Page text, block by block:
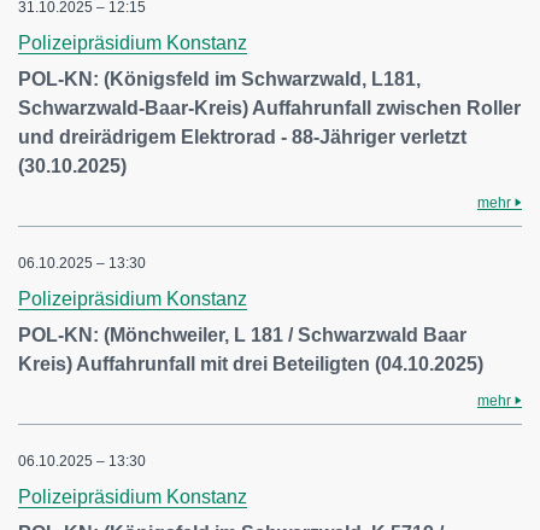
31.10.2025 – 12:15
Polizeipräsidium Konstanz
POL-KN: (Königsfeld im Schwarzwald, L181,
Schwarzwald-Baar-Kreis) Auffahrunfall zwischen Roller
und dreirädrigem Elektrorad - 88-Jähriger verletzt
(30.10.2025)
mehr
06.10.2025 – 13:30
Polizeipräsidium Konstanz
POL-KN: (Mönchweiler, L 181 / Schwarzwald Baar
Kreis) Auffahrunfall mit drei Beteiligten (04.10.2025)
mehr
06.10.2025 – 13:30
Polizeipräsidium Konstanz